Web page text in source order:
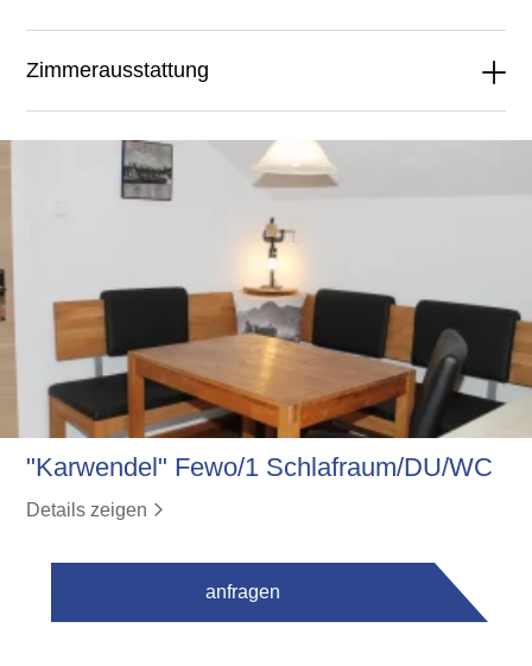
Zimmerausstattung
"Karwendel" Fewo/1 Schlafraum/DU/WC
Details zeigen
anfragen